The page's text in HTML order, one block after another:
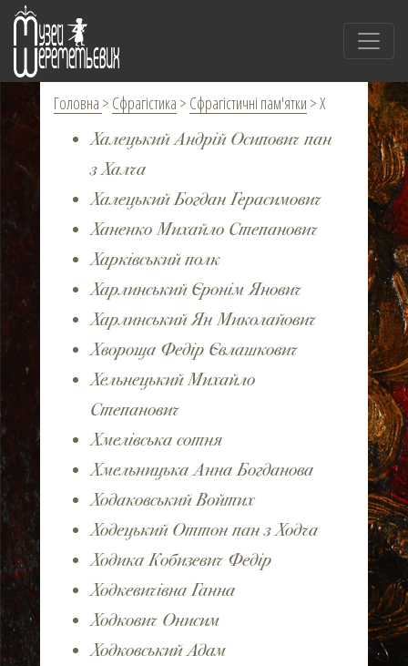
Головна > Сфрагістика > Сфрагістичні пам'ятки >Х
Халецький Андрій Осипович пан
з Халча
Халецький Богдан Герасимович
Ханенко Михайло Степанович
Харківський полк
Харлинський Єронім Янович
Харлинський Ян Миколайович
Хвороща Федір Євлашкович
Хельнецький Михайло
Степанович
Хмелівська сотня
Хмельницька Анна Богданова
Ходаковський Войтих
Ходецький Оттон пан з Ходча
Ходика Кобизевич Федір
Ходкевичівна Ганна
Ходкович Онисим
Ходковський Адам